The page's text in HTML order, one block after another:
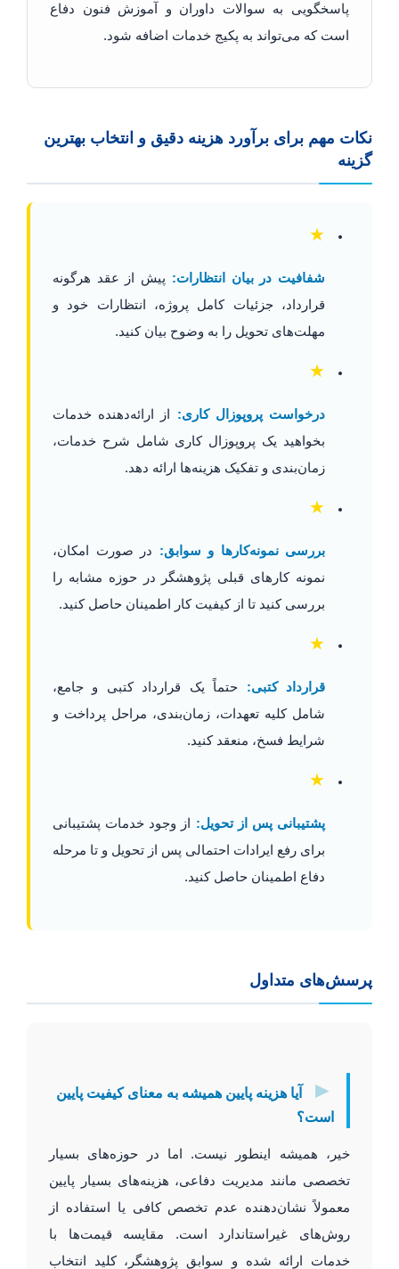
پاسخگویی به سوالات داوران و آموزش فنون دفاع
است که می‌تواند به پکیج خدمات اضافه شود.
نکات مهم برای برآورد هزینه دقیق و انتخاب بهترین
گزینه
★
شفافیت در بیان انتظارات: پیش از عقد هرگونه
قرارداد، جزئیات کامل پروژه، انتظارات خود و
مهلت‌های تحویل را به وضوح بیان کنید.
★
درخواست پروپوزال کاری: از ارائه‌دهنده خدمات
بخواهید یک پروپوزال کاری شامل شرح خدمات،
زمان‌بندی و تفکیک هزینه‌ها ارائه دهد.
★
بررسی نمونه‌کارها و سوابق: در صورت امکان،
نمونه کارهای قبلی پژوهشگر در حوزه مشابه را
بررسی کنید تا از کیفیت کار اطمینان حاصل کنید.
★
قرارداد کتبی: حتماً یک قرارداد کتبی و جامع،
شامل کلیه تعهدات، زمان‌بندی، مراحل پرداخت و
شرایط فسخ، منعقد کنید.
★
پشتیبانی پس از تحویل: از وجود خدمات پشتیبانی
برای رفع ایرادات احتمالی پس از تحویل و تا مرحله
دفاع اطمینان حاصل کنید.
پرسش‌های متداول
►
آیا هزینه پایین همیشه به معنای کیفیت پایین
است؟
خیر، همیشه اینطور نیست. اما در حوزه‌های بسیار
تخصصی مانند مدیریت دفاعی، هزینه‌های بسیار پایین
معمولاً نشان‌دهنده عدم تخصص کافی یا استفاده از
روش‌های غیراستاندارد است. مقایسه قیمت‌ها با
خدمات ارائه شده و سوابق پژوهشگر، کلید انتخاب